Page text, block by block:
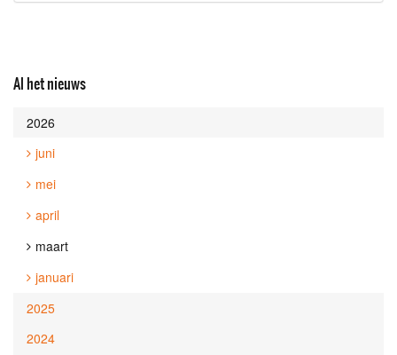
Al het nieuws
2026
juni
mei
april
maart
januari
2025
2024